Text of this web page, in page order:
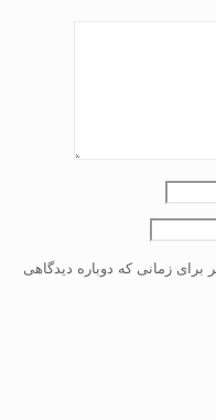
برای زمانی که دوباره دیدگاهی